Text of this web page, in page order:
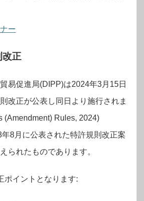
ー
改正
易促進局(DIPP)は2024年3月15日
改正が公表し同日より施行されま
(Amendment) Rules, 2024)
8月に公表された特許規則改正案
られたものであります。
ポイントとなります: